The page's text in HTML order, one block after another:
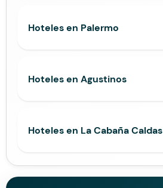
Hoteles en Palermo
Hoteles en Agustinos
Hoteles en La Cabaña Caldas